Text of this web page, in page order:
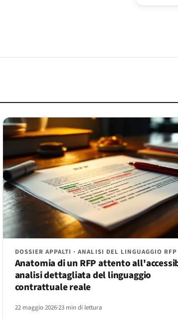
DOSSIER APPALTI · ANALISI DEL LINGUAGGIO RFP
Anatomia di un RFP attento
analisi dettagliata del linguaggio
contrattuale reale
22 maggio 2026·23 min di lettura